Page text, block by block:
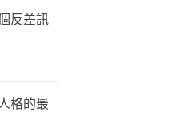
反差訊
格的最